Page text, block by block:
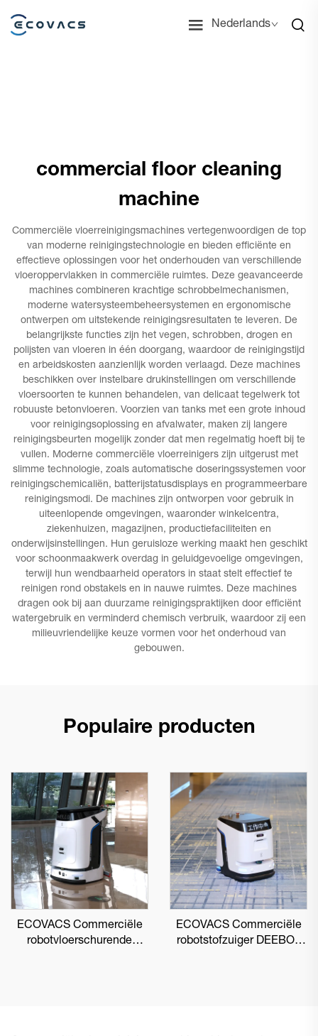
Nederlands
commercial floor cleaning
machine
Commerciële vloerreinigingsmachines vertegenwoordigen de top
van moderne reinigingstechnologie en bieden efficiënte en
effectieve oplossingen voor het onderhouden van verschillende
vloeroppervlakken in commerciële ruimtes. Deze geavanceerde
machines combineren krachtige schrobbelmechanismen,
moderne watersysteembeheersystemen en ergonomische
ontwerpen om uitstekende reinigingsresultaten te leveren. De
belangrijkste functies zijn het vegen, schrobben, drogen en
polijsten van vloeren in één doorgang, waardoor de reinigingstijd
en arbeidskosten aanzienlijk worden verlaagd. Deze machines
beschikken over instelbare drukinstellingen om verschillende
vloersoorten te kunnen behandelen, van delicaat tegelwerk tot
robuuste betonvloeren. Voorzien van tanks met een grote inhoud
voor reinigingsoplossing en afvalwater, maken zij langere
reinigingsbeurten mogelijk zonder dat men regelmatig hoeft bij te
vullen. Moderne commerciële vloerreinigers zijn uitgerust met
slimme technologie, zoals automatische doseringssystemen voor
reinigingschemicaliën, batterijstatusdisplays en programmeerbare
reinigingsmodi. De machines zijn ontworpen voor gebruik in
uiteenlopende omgevingen, waaronder winkelcentra,
ziekenhuizen, magazijnen, productiefaciliteiten en
onderwijsinstellingen. Hun geruisloze werking maakt hen geschikt
voor schoonmaakwerk overdag in geluidgevoelige omgevingen,
terwijl hun wendbaarheid operators in staat stelt effectief te
reinigen rond obstakels en in nauwe ruimtes. Deze machines
dragen ook bij aan duurzame reinigingspraktijken door efficiënt
watergebruik en verminderd chemisch verbruik, waardoor zij een
milieuvriendelijke keuze vormen voor het onderhoud van
gebouwen.
Populaire producten
ECOVACS Commerciële
robotvloerschurende
ECOVACS Commerciële
robotstofzuiger DEEBOT